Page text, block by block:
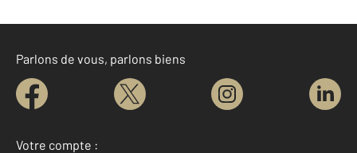
Parlons de vous, parlons biens
Votre compte :